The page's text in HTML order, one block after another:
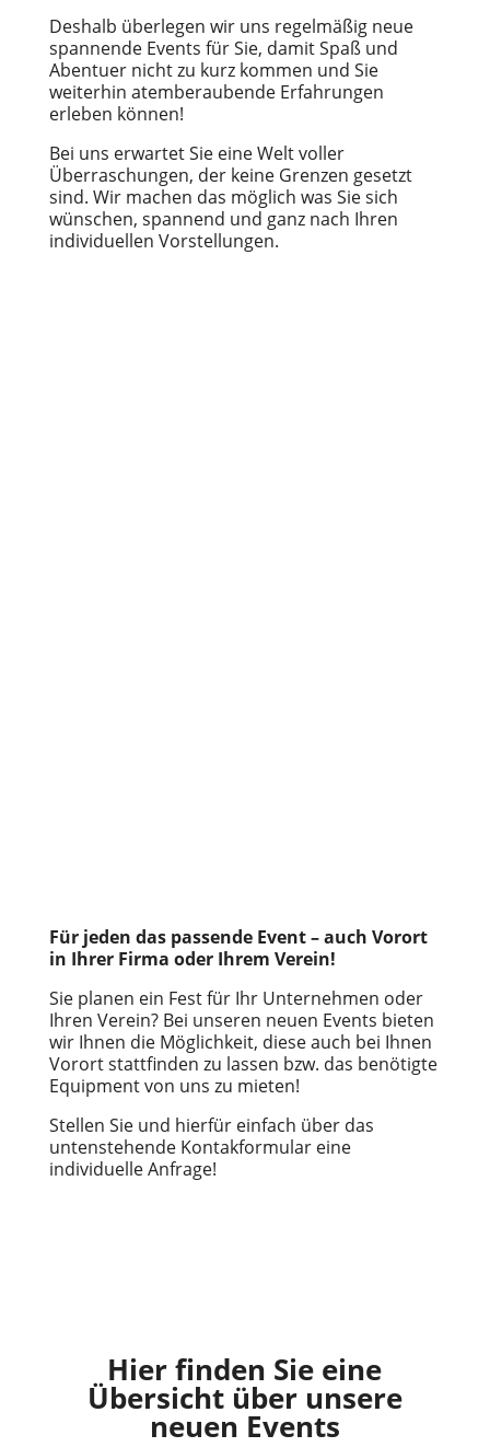
Deshalb überlegen wir uns regelmäßig neue
spannende Events für Sie, damit Spaß und
Abentuer nicht zu kurz kommen und Sie
weiterhin atemberaubende Erfahrungen
erleben können!
Bei uns erwartet Sie eine Welt voller
Überraschungen, der keine Grenzen gesetzt
sind. Wir machen das möglich was Sie sich
wünschen, spannend und ganz nach Ihren
individuellen Vorstellungen.
Für jeden das passende Event – auch Vorort
in Ihrer Firma oder Ihrem Verein!
Sie planen ein Fest für Ihr Unternehmen oder
Ihren Verein? Bei unseren neuen Events bieten
wir Ihnen die Möglichkeit, diese auch bei Ihnen
Vorort stattfinden zu lassen bzw. das benötigte
Equipment von uns zu mieten!
Stellen Sie und hierfür einfach über das
untenstehende Kontakformular eine
individuelle Anfrage!
Hier finden Sie eine
Übersicht über unsere
neuen Events